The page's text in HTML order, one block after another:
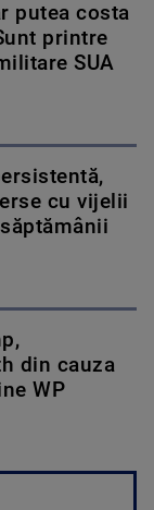
putea costa
printre
SUA
cu vijelii
din cauza
WP